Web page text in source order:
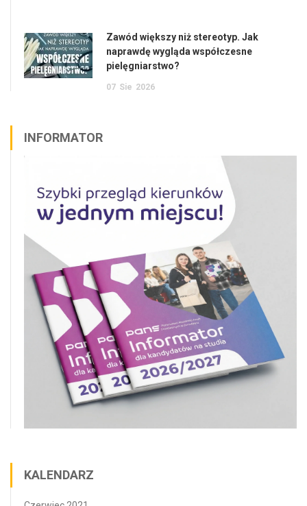
Zawód większy niż stereotyp. Jak
naprawdę wygląda współczesne
pielęgniarstwo?
07 Sie 2026
INFORMATOR
KALENDARZ